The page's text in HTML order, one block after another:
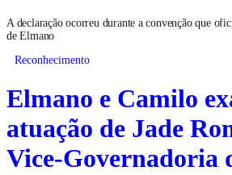
A declaração ocorreu durante a convenção que
de Elmano
Reconhecimento
Elmano e Camilo
atuação de Jade
Vice-Governadoria